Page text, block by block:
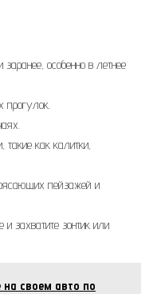
особенно в летнее
прогулок.
как калитки,
пейзажей и
захватите зонтик или
на своем авто по